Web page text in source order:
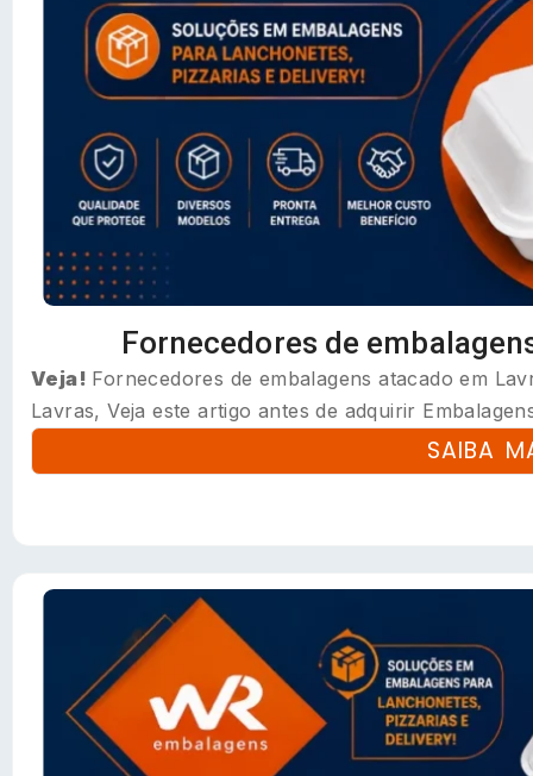
Fornecedores de
Veja! Fornecedores de embalagens atacado em
Lavras, Veja este artigo antes de adquirir
SAIBA